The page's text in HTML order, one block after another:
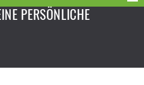
PERSÖNLICHE